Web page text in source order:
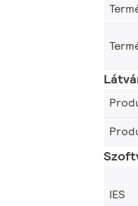
IES